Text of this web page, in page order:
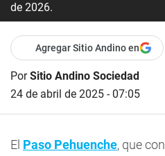
de 2026.
Agregar Sitio Andino en
PorSitio Andino Sociedad
24 de abril de 2025 - 07:05
El Paso Pehuenche, que